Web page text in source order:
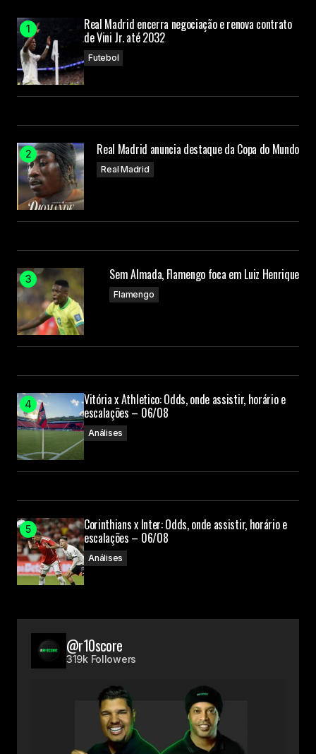
Real Madrid encerra negociação e renova contrato
de Vini Jr. até 2032
Futebol
Real Madrid anuncia destaque da Copa do Mundo
Real Madrid
Sem Almada, Flamengo foca em Luiz Henrique
Flamengo
Vitória x Athletico: Odds, onde assistir, horário e
escalações – 06/08
Análises
Corinthians x Inter: Odds, onde assistir, horário e
escalações – 06/08
Análises
@r10score
319k Followers